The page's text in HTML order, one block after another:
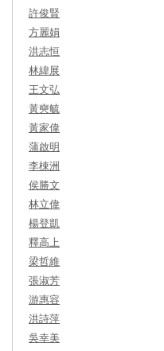
許俊賢
方麗娟
洪志恒
林緯展
王文弘
黃奭毓
黃家偉
蒲啟明
李棟洲
侯勝文
林立偉
楊登凱
釋高上
梁哲維
張淑芳
游惠容
洪詩萍
吳幸美